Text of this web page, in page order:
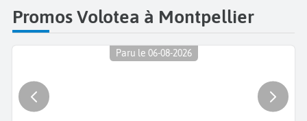
Promos Volotea à Montpellier
Paru le 06-08-2026